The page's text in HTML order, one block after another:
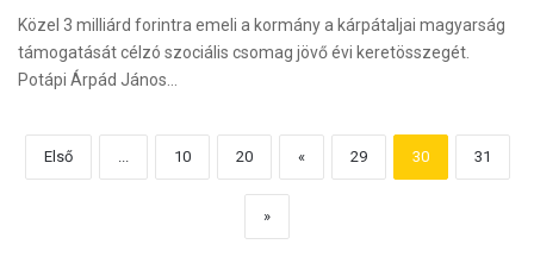
Közel 3 milliárd forintra emeli a kormány a kárpátaljai magyarság
támogatását célzó szociális csomag jövő évi keretösszegét.
Potápi Árpád János…
Első ... 10 20 « 29 30 31
»